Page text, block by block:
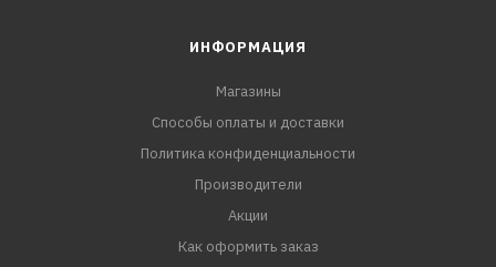
ИНФОРМАЦИЯ
Магазины
Способы оплаты и доставки
Политика конфиденциальности
Производители
Акции
Как оформить заказ